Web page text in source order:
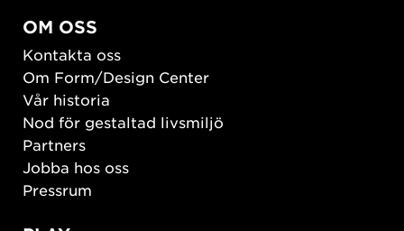
OM OSS
Kontakta oss
Om Form/Design Center
Vår historia
Nod för gestaltad livsmiljö
Partners
Jobba hos oss
Pressrum